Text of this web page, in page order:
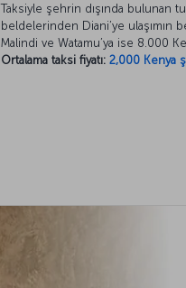
Taksiyle şehrin dışında bulunan
beldelerinden Diani’ye ulaşımın
Malindi ve Watamu’ya ise 8.000
Ortalama taksi fiyatı: 2,000 Kenya